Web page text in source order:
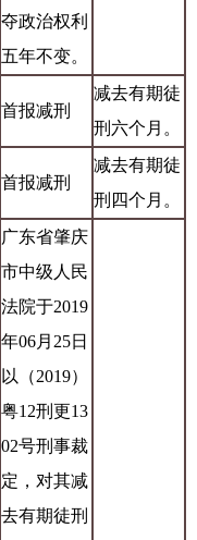
夺政治权利
五年不变。
首报减刑
减去有期徒
刑六个月。
首报减刑
减去有期徒
刑四个月。
广东省肇庆
市中级人民
法院于2019
年06月25日
以（2019）
粤12刑更13
02号刑事裁
定，对其减
去有期徒刑